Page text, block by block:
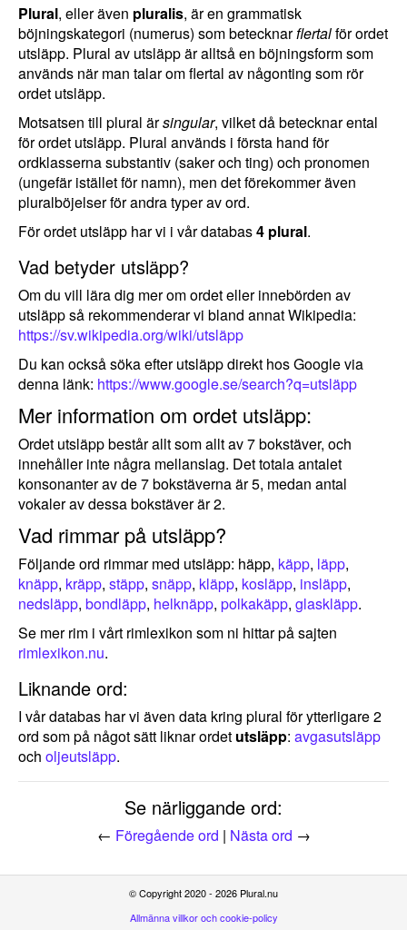
Plural, eller även pluralis, är en grammatisk
böjningskategori (numerus) som betecknarflertalför ordet
utsläpp. Plural av utsläpp är alltså en böjningsform som
används när man talar om flertal av någonting som rör
ordet utsläpp.
Motsatsen till plural ärsingular, vilket då betecknar ental
för ordet utsläpp. Plural används i första hand för
ordklasserna substantiv (saker och ting) och pronomen
(ungefär istället för namn), men det förekommer även
pluralböjelser för andra typer av ord.
För ordet utsläpp har vi i vår databas4 plural.
Vad betyder utsläpp?
Om du vill lära dig mer om ordet eller innebörden av
utsläpp så rekommenderar vi bland annat Wikipedia:
https://sv.wikipedia.org/wiki/utsläpp
Du kan också söka efter utsläpp direkt hos Google via
denna länk: https://www.google.se/search?q=utsläpp
Mer information om ordet utsläpp:
Ordet utsläpp består allt som allt av 7 bokstäver, och
innehåller inte några mellanslag. Det totala antalet
konsonanter av de 7 bokstäverna är 5, medan antal
vokaler av dessa bokstäver är 2.
Vad rimmar på utsläpp?
Följande ord rimmar med utsläpp: häpp, käpp, läpp,
knäpp, kräpp, stäpp, snäpp, kläpp, kosläpp, insläpp,
nedsläpp, bondläpp, helknäpp, polkakäpp, glaskläpp.
Se mer rim i vårt rimlexikon som ni hittar på sajten
rimlexikon.nu.
Liknande ord:
I vår databas har vi även data kring plural för ytterligare 2
ord som på något sätt liknar ordet utsläpp: avgasutsläpp
och oljeutsläpp.
Se närliggande ord:
← Föregående ord | Nästa ord →
© Copyright 2020 - 2026 Plural.nu
Allmänna villkor och cookie-policy